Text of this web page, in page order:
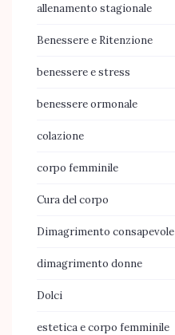
allenamento stagionale
Benessere e Ritenzione
benessere e stress
benessere ormonale
colazione
corpo femminile
Cura del corpo
Dimagrimento consapevole
dimagrimento donne
Dolci
estetica e corpo femminile